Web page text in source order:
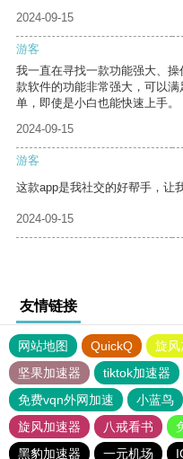
2024-09-15
游客
我一直在寻找一款功能强大、
款软件的功能非常强大，可以
单，即使是小白也能快速上手。
2024-09-15
游客
这款app是我社交的好帮手，让
2024-09-15
友情链接
网站地图 QuickQ 旋风
坚果加速器
tiktok加速器
免费vqn外网加速
小蓝鸟
旋风加速器
八戒看书
黑豹加速器
一元机场